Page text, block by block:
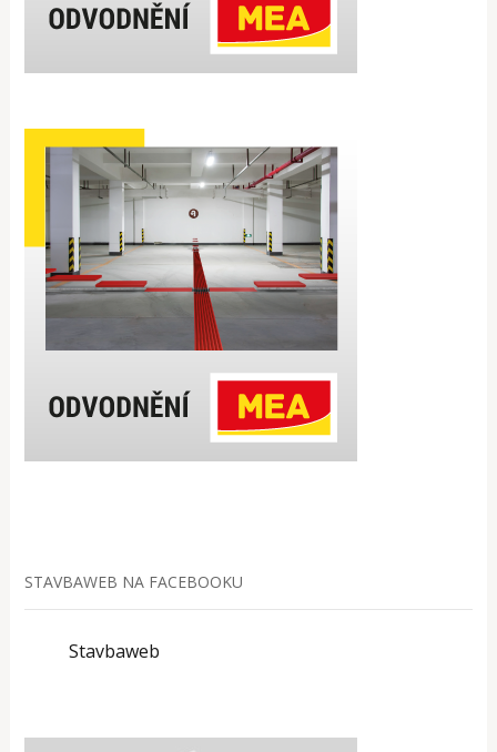
STAVBAWEB NA FACEBOOKU
Stavbaweb